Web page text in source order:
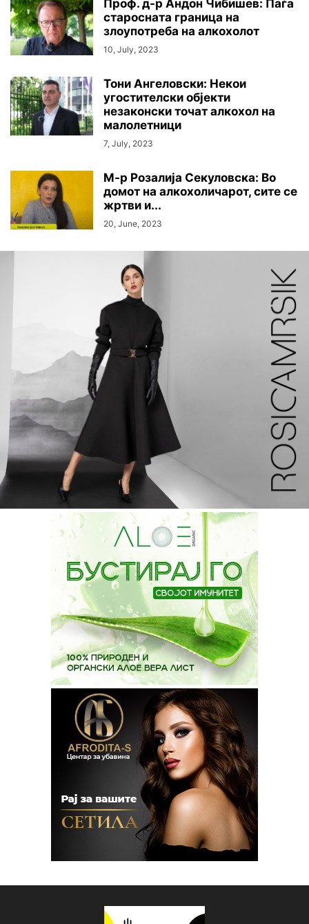
Проф. д-р Андон Чибишев: Паѓа
старосната граница на
злоупотреба на алкохолот
10, July, 2023
Тони Ангеловски: Некои
угостителски објекти
незаконски точат алкохол на
малолетници
7, July, 2023
М-р Розалија Секуловска: Во
домот на алкохоличарот, сите се
жртви и...
20, June, 2023